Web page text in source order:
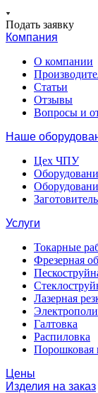
Подать заявку
Компания
О компании
Статьи
Отзывы
Вопросы и
Наше
Цех ЧПУ
Услуги
Токарные
Фрезерная
Лазерная
Галтовка
Распиловка
Порошковая
Цены
Изделия на заказ